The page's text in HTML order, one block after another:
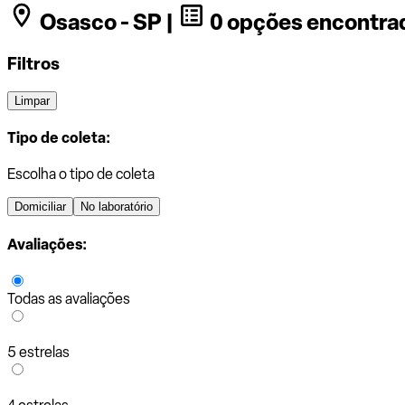
Osasco - SP | 0 opções
Filtros
Limpar
Tipo de coleta:
Escolha o tipo de coleta
Domiciliar No laboratório
Avaliações:
Todas as avaliações
5 estrelas